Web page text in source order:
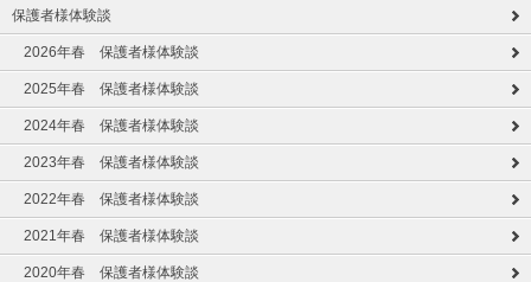
保護者様体験談
2026年春 保護者様体験談
2025年春 保護者様体験談
2024年春 保護者様体験談
2023年春 保護者様体験談
2022年春 保護者様体験談
2021年春 保護者様体験談
2020年春 保護者様体験談